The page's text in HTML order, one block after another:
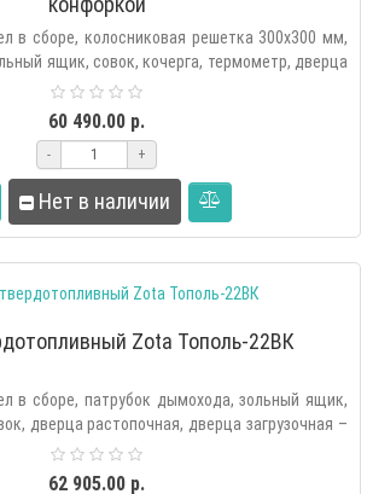
в сборе, колосниковая решетка 300х300 мм,
ящик, совок, кочерга, термометр, дверца
60 490.00 р.
- +
Нет в наличии
Zota Тополь-22ВК
в сборе, патрубок дымохода, зольный ящик,
дверца растопочная, дверца загрузочная –
62 905.00 р.